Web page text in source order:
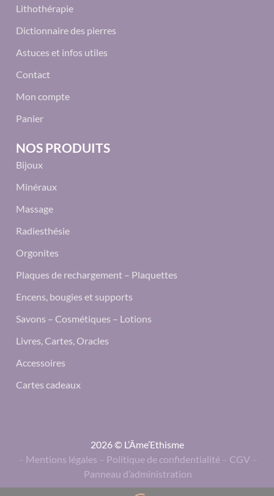
Lithothérapie
Dictionnaire des pierres
Astuces et infos utiles
Contact
Mon compte
Panier
NOS PRODUITS
Bijoux
Minéraux
Massage
Radiesthésie
Orgonites
Plaques de rechargement – Plaquettes
Encens, bougies et supports
Savons – Cosmétiques – Lotions
Livres, Cartes, Oracles
Accessoires
Cartes cadeaux
2026 © L’Âme’Ethisme
– Mentions légales – Politique de confidentialité – CGV –
Panneau d’administration